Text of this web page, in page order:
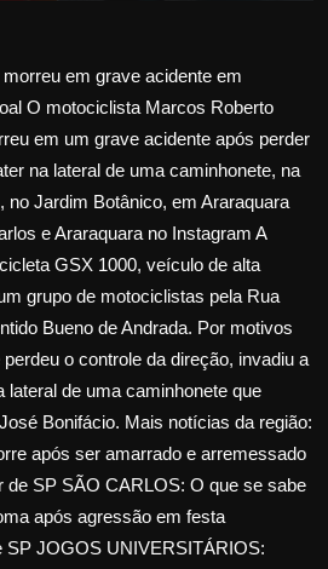
em grave acidente em
O motociclista Marcos Roberto
em um grave acidente após perder
na lateral de uma caminhonete, na
no Jardim Botânico, em Araraquara
e Araraquara no Instagram A
GSX 1000, veículo de alta
grupo de motociclistas pela Rua
Bueno de Andrada. Por motivos
o controle da direção, invadiu a
lateral de uma caminhonete que
Bonifácio. Mais notícias da região:
após ser amarrado e arremessado
de SP SÃO CARLOS: O que se sabe
após agressão em festa
SP JOGOS UNIVERSITÁRIOS: